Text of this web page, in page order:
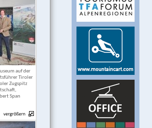
auf der
Tiroler
Zugspitz
Span